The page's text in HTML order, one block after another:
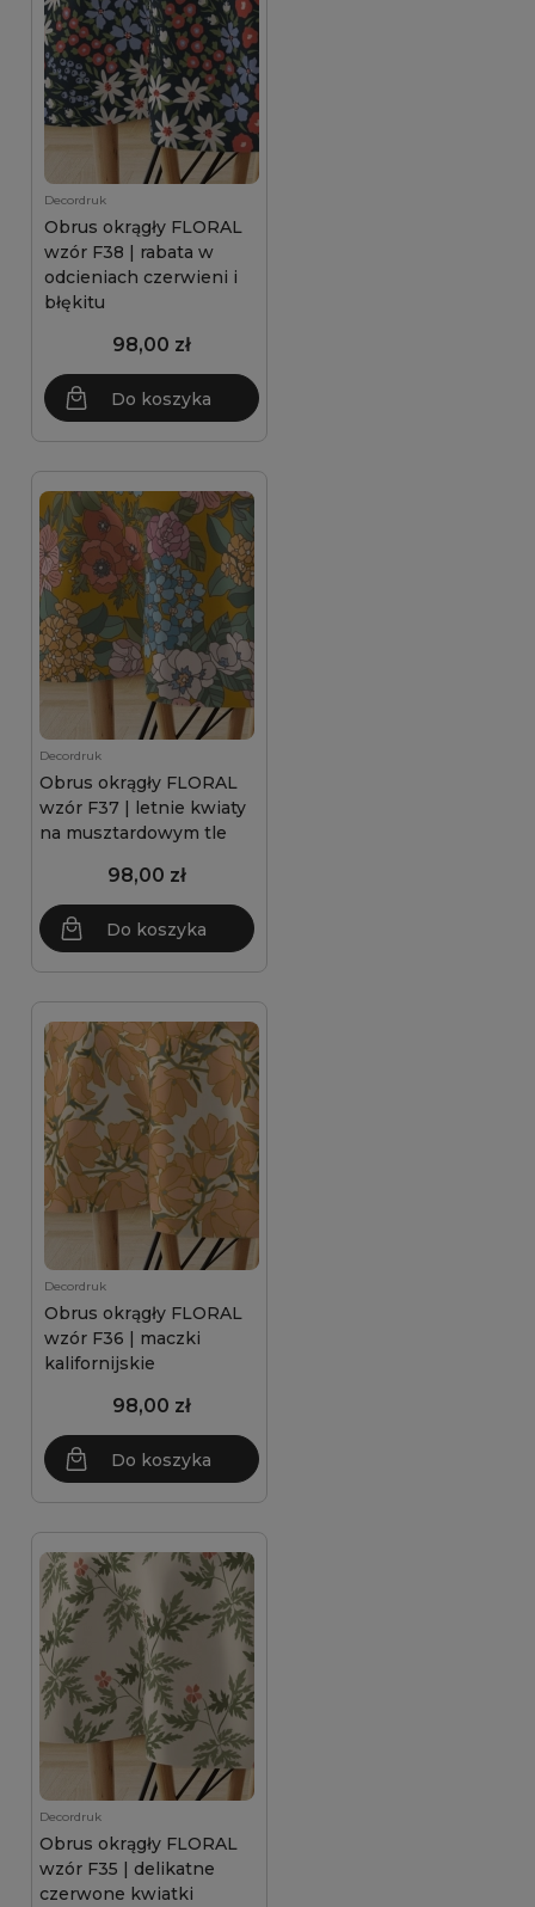
Decordruk
Obrus okrągły FLORAL
wzór F38 | rabata w
odcieniach czerwieni i
błękitu
98,00 zł
Do koszyka
Decordruk
Obrus okrągły FLORAL
wzór F37 | letnie kwiaty
na musztardowym tle
98,00 zł
Do koszyka
Decordruk
Obrus okrągły FLORAL
wzór F36 | maczki
kalifornijskie
98,00 zł
Do koszyka
Decordruk
Obrus okrągły FLORAL
wzór F35 | delikatne
czerwone kwiatki